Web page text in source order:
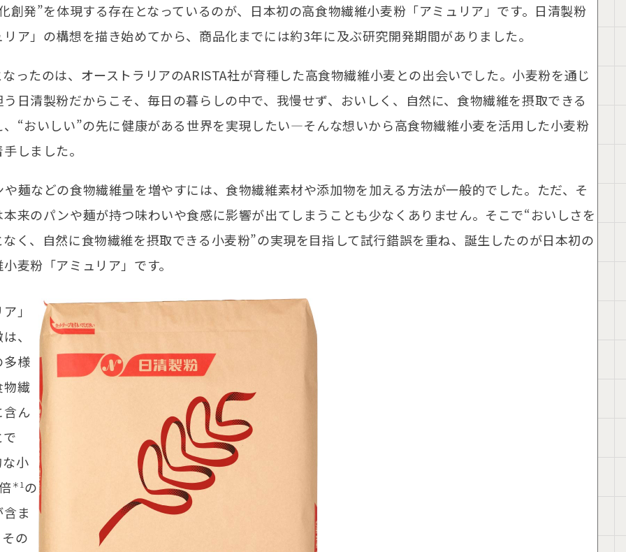
創発”を体現する存在となっているのが、日本初の高食物繊維小麦粉「アミュリア」です。日清製粉
ア」の構想を描き始めてから、商品化までには約3年に及ぶ研究開発期間がありました。
ったのは、オーストラリアのARISTA社が育種した高食物繊維小麦との出会いでした。小麦粉を通じ
日清製粉だからこそ、毎日の暮らしの中で、我慢せず、おいしく、自然に、食物繊維を摂取できる
“おいしい”の先に健康がある世界を実現したい―そんな想いから高食物繊維小麦を活用した小麦粉
しました。
麺などの食物繊維量を増やすには、食物繊維素材や添加物を加える方法が一般的でした。ただ、そ
来のパンや麺が持つ味わいや食感に影響が出てしまうことも少なくありません。そこで“おいしさを
く、自然に食物繊維を摂取できる小麦粉”の実現を目指して試行錯誤を重ね、誕生したのが日本初の
麦粉「アミュリア」です。
」
、
多様
物繊
含ん
小
＊1 の
ま
の